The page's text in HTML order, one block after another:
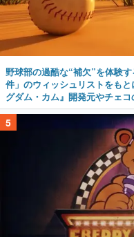
野球部の過酷な“補欠”を体験
件」のウィッシュリストをも
グダム・カム』開発元やチェ
5